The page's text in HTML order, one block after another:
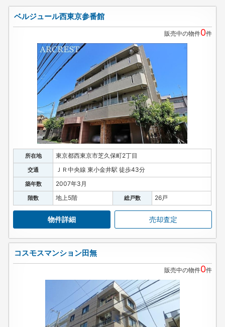
ベルジュール西東京参番館
販売中の物件0件
所在地 東京都西東京市芝久保町2丁目
交通 ＪＲ中央線 東小金井駅 徒歩43分
築年数 2007年3月
階数 地上5階 総戸数 26戸
物件詳細 売却査定
コスモスマンション田無
販売中の物件0件